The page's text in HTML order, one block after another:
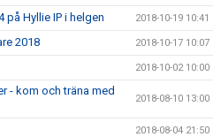
på Hyllie IP i helgen 2018-10-19 10:41
2018 2018-10-17 10:07
2018-10-02 10:00
- kom och träna med
2018-08-10 13:00
2018-08-04 21:50